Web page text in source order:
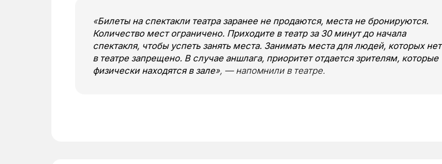
«Билеты на спектакли театра заранее не продаются, места не бронируются.
Количество мест ограничено. Приходите в театр за 30 минут до начала
спектакля, чтобы успеть занять места. Занимать места для людей, которых нет
в театре запрещено. В случае аншлага, приоритет отдается зрителям, которые
физически находятся в зале», — напомнили в театре.